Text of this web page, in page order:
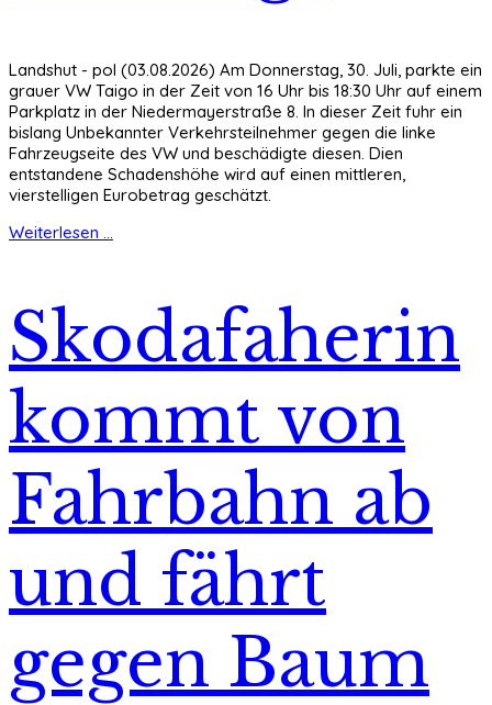
Landshut - pol (03.08.2026) Am Donnerstag, 30. Juli, parkte ein
grauer VW Taigo in der Zeit von 16 Uhr bis 18:30 Uhr auf einem
Parkplatz in der Niedermayerstraße 8. In dieser Zeit fuhr ein
bislang Unbekannter Verkehrsteilnehmer gegen die linke
Fahrzeugseite des VW und beschädigte diesen. Dien
entstandene Schadenshöhe wird auf einen mittleren,
vierstelligen Eurobetrag geschätzt.
Weiterlesen ...
Skodafaherin
kommt von
Fahrbahn ab
und fährt
gegen Baum